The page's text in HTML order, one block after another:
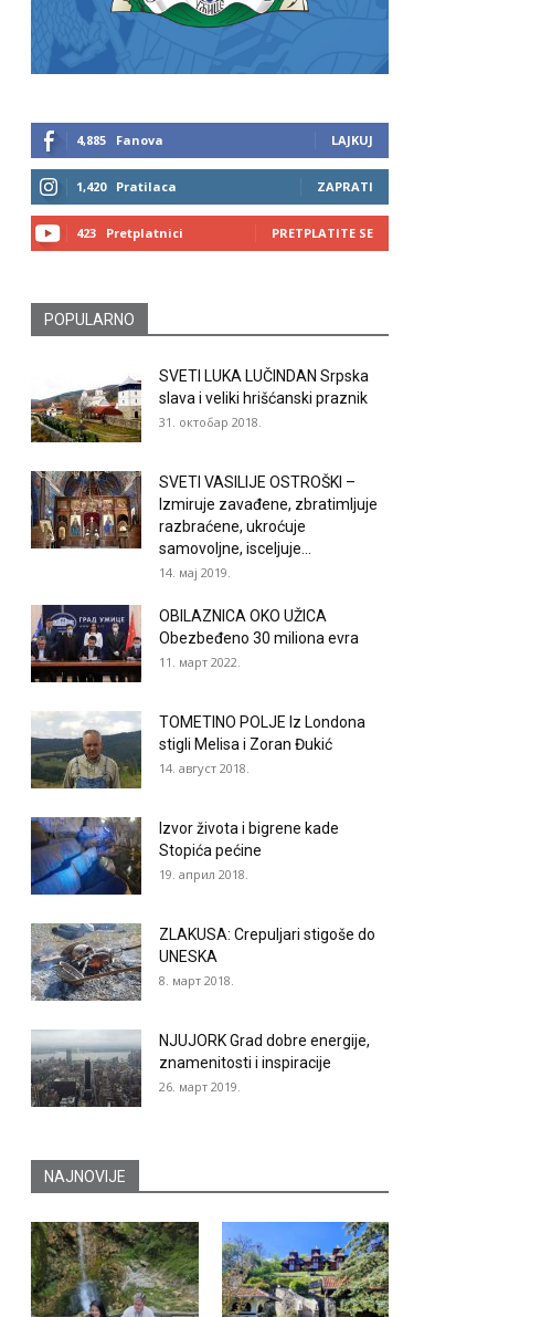
4,885 Fanova LAJKUJ
1,420 Pratilaca ZAPRATI
423 Pretplatnici PRETPLATITE SE
POPULARNO
SVETI LUKA LUČINDAN Srpska
slava i veliki hrišćanski praznik
31. октобар 2018.
SVETI VASILIJE OSTROŠKI –
Izmiruje zavađene, zbratimljuje
razbraćene, ukroćuje
samovoljne, isceljuje...
14. мај 2019.
OBILAZNICA OKO UŽICA
Obezbeđeno 30 miliona evra
11. март 2022.
TOMETINO POLJE Iz Londona
stigli Melisa i Zoran Đukić
14. август 2018.
Izvor života i bigrene kade
Stopića pećine
19. април 2018.
ZLAKUSA: Crepuljari stigoše do
UNESKA
8. март 2018.
NJUJORK Grad dobre energije,
znamenitosti i inspiracije
26. март 2019.
NAJNOVIJE